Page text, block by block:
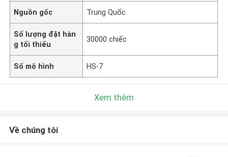
Nguồn gốc Trung Quốc
Số lượng đặt hàn
g tối thiểu
30000 chiếc
Số mô hình HS-7
Xem thêm
Về chúng tôi